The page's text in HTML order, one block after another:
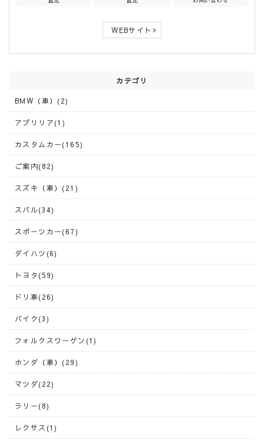
WEBサイト
カテゴリ
BMW（車）(2)
アプリリア(1)
カスタムカー(165)
ご案内(82)
スズキ（車）(21)
スバル(34)
スポーツカー(67)
ダイハツ(6)
トヨタ(59)
ドリ車(26)
バイク(3)
フォルクスワーゲン(1)
ホンダ（車）(29)
マツダ(22)
ラリー(8)
レクサス(1)